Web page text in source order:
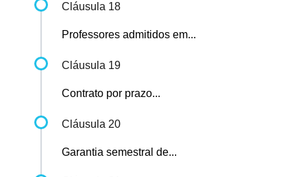
Cláusula 18
Professores admitidos em...
Cláusula 19
Contrato por prazo...
Cláusula 20
Garantia semestral de...